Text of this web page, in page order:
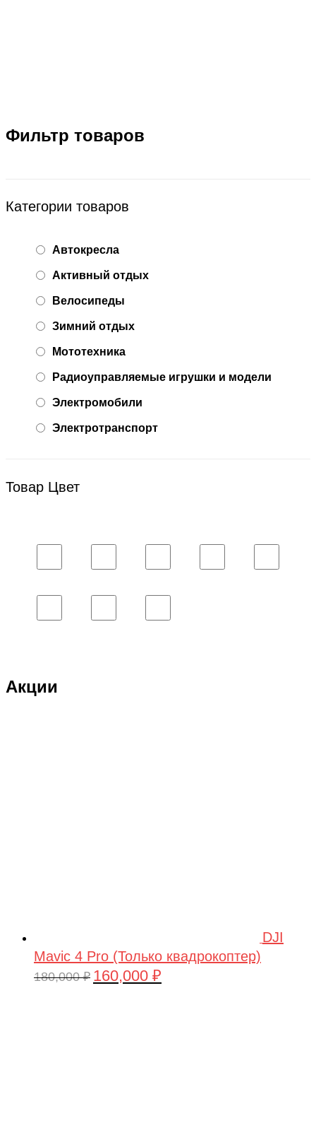
Фильтр товаров
Категории товаров
Автокресла
Активный отдых
Велосипеды
Зимний отдых
Мототехника
Радиоуправляемые игрушки и модели
Электромобили
Электротранспорт
Товар Цвет
Акции
DJI
Mavic 4 Pro (Только квадрокоптер)
180,000₽ Первоначальная
160,000 ₽